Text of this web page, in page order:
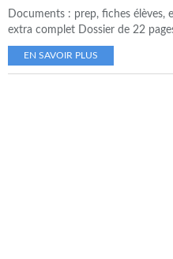
Documents : prep, fiches élèves,
extra complet Dossier de 22
EN SAVOIR PLUS